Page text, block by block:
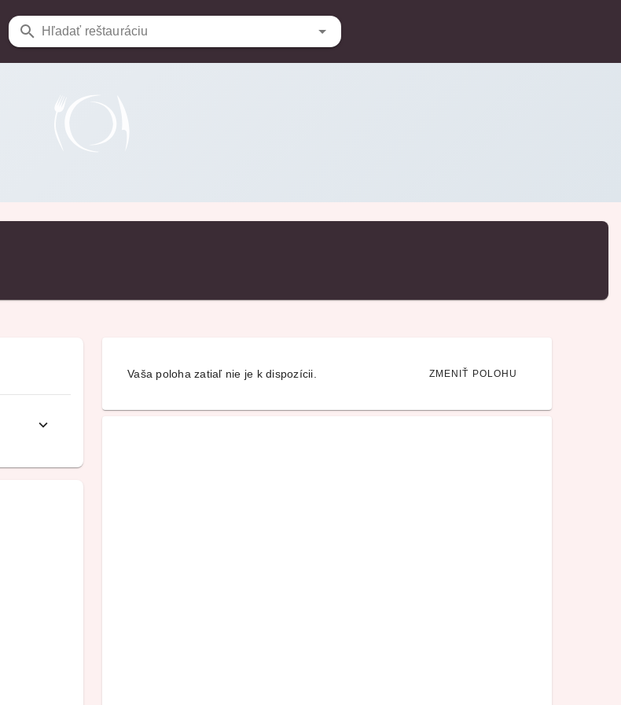
Hľadať reštauráciu
Vaša poloha zatiaľ nie je k dispozícii. ZMENIŤ POLOHU